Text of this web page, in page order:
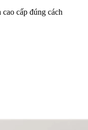
cấp đúng cách